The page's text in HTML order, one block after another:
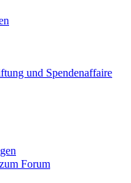
und Spendenaffaire
Forum